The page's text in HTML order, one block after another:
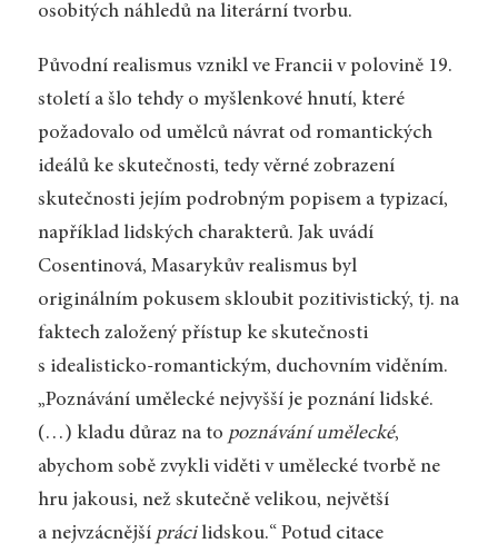
osobitých náhledů na literární tvorbu.
Původní realismus vznikl ve Francii v polovině 19.
století a šlo tehdy o myšlenkové hnutí, které
požadovalo od umělců návrat od romantických
ideálů ke skutečnosti, tedy věrné zobrazení
skutečnosti jejím podrobným popisem a typizací,
například lidských charakterů. Jak uvádí
Cosentinová, Masarykův realismus byl
originálním pokusem skloubit pozitivistický, tj. na
faktech založený přístup ke skutečnosti
s idealisticko-romantickým, duchovním viděním.
„Poznávání umělecké nejvyšší je poznání lidské.
(…) kladu důraz na to poznávání umělecké,
abychom sobě zvykli viděti v umělecké tvorbě ne
hru jakousi, než skutečně velikou, největší
a nejvzácnější prácilidskou.“ Potud citace